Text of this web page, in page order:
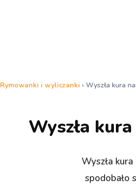
Rymowanki i wyliczanki ›Wyszła kura
Wyszła
Wyszła
spodobało